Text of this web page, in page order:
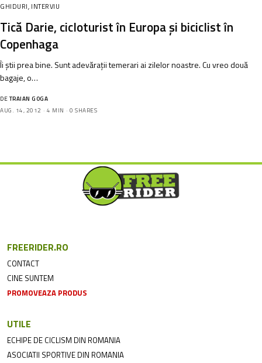
GHIDURI, INTERVIU
Tică Darie, cicloturist în Europa și biciclist în
Copenhaga
Îi știi prea bine. Sunt adevărații temerari ai zilelor noastre. Cu vreo două
bagaje, o…
DE TRAIAN GOGA
AUG. 14, 2012
4 MIN 0 SHARES
FREERIDER.RO
CONTACT
CINE SUNTEM
PROMOVEAZA PRODUS
UTILE
ECHIPE DE CICLISM DIN ROMANIA
ASOCIATII SPORTIVE DIN ROMANIA